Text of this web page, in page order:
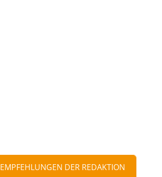
EMPFEHLUNGEN DER REDAKTION